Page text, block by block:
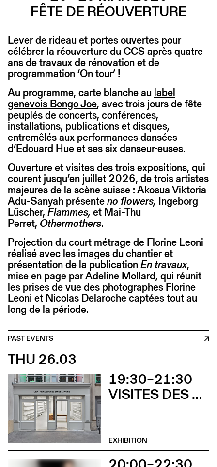
FÊTE DE RÉOUVERTURE
Lever de rideau et portes ouvertes pour
célébrer la réouverture du CCS après quatre
ans de travaux de rénovation et de
programmation ‘On tour’ !
Au programme, carte blanche au label
genevois Bongo Joe, avec trois jours de fête
peuplés de concerts, conférences,
installations, publications et disques,
entremêlés aux performances dansées
d’Edouard Hue et ses six danseur·euses.
Ouverture et visites des trois expositions, qui
courent jusqu’en juillet 2026, de trois artistes
majeures de la scène suisse : Akosua Viktoria
Adu-Sanyah présenteno flowers, Ingeborg
Lüscher, Flammes, et Mai-Thu
Perret, Othermothers.
Projection du court métrage de Florine Leoni
réalisé avec les images du chantier et
présentation de la publicationEn travaux,
mise en page par Adeline Mollard, qui réunit
les prises de vue des photographes Florine
Leoni et Nicolas Delaroche captées tout au
long de la période.
PAST EVENTS
THU 26.03
19:30–21:30
VISITES DES EXPOSITIONS ET DÉCOUVERTE DU BÂTIMENT
EXHIBITION